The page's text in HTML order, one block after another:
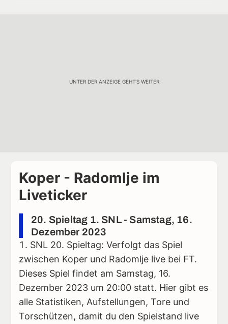
UNTER DER ANZEIGE GEHT'S WEITER
Koper - Radomlje im
Liveticker
20. Spieltag 1. SNL - Samstag, 16.
Dezember 2023
SNL 20. Spieltag: Verfolgt das Spiel
zwischen Koper und Radomlje live bei FT.
Dieses Spiel findet am Samstag, 16.
Dezember 2023 um 20:00 statt. Hier gibt es
alle Statistiken, Aufstellungen, Tore und
Torschützen, damit du den Spielstand live